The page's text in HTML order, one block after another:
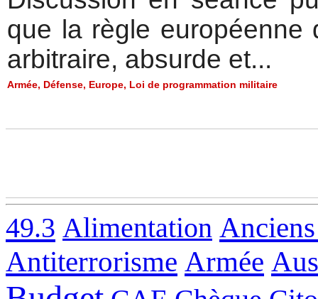
que la règle européenne
arbitraire, absurde et...
Armée, Défense, Europe, Loi de programmation militaire
49.3 Alimentation
Antiterrorisme Armée